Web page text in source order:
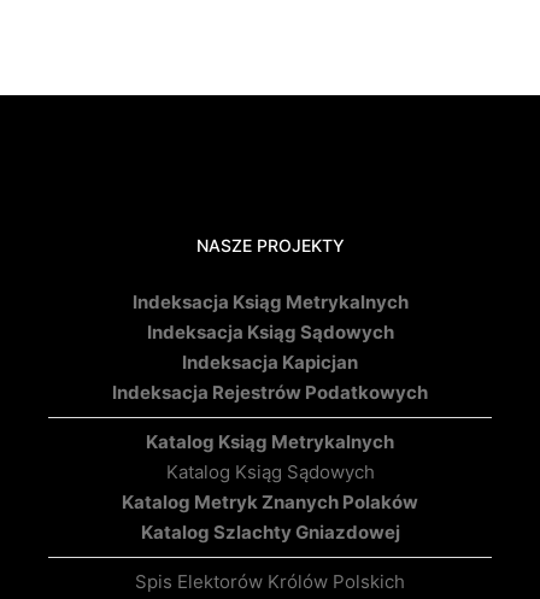
NASZE PROJEKTY
Indeksacja Ksiąg Metrykalnych
Indeksacja Ksiąg Sądowych
Indeksacja Kapicjan
Indeksacja Rejestrów Podatkowych
Katalog Ksiąg Metrykalnych
Katalog Ksiąg Sądowych
Katalog Metryk Znanych Polaków
Katalog Szlachty Gniazdowej
Spis Elektorów Królów Polskich